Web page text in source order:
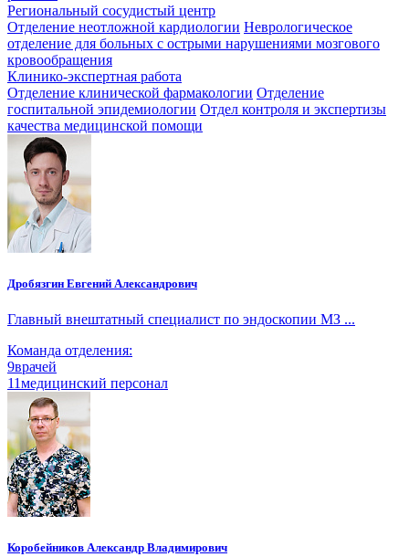
Региональный сосудистый центр
Отделение неотложной кардиологии Неврологическое
отделение для больных с острыми нарушениями мозгового
кровообращения
Клинико-экспертная работа
Отделение клинической фармакологии Отделение
госпитальной эпидемиологии Отдел контроля и экспертизы
качества медицинской помощи
Дробязгин Евгений Александрович
Главный внештатный специалист по эндоскопии МЗ ...
Команда отделения:
9врачей
11медицинский персонал
Коробейников Александр Владимирович